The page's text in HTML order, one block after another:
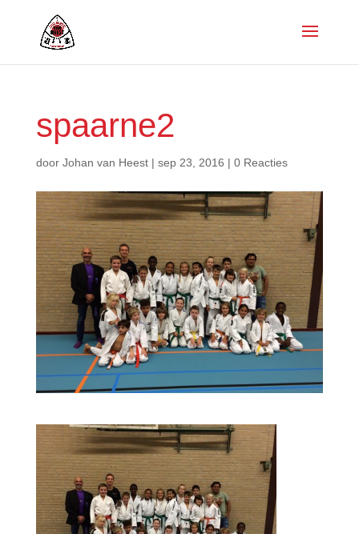
spaarne2
door Johan van Heest| sep 23, 2016 | 0 Reacties